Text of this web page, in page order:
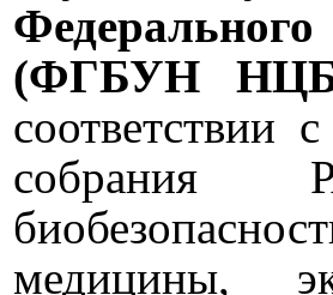
(ФГБУН
соответствии
собрания
медицины,